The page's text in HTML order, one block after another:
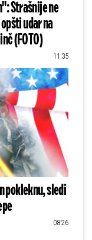
Strašnije ne
udar na
(FOTO)
11:35
pokleknu, sledi
08:26